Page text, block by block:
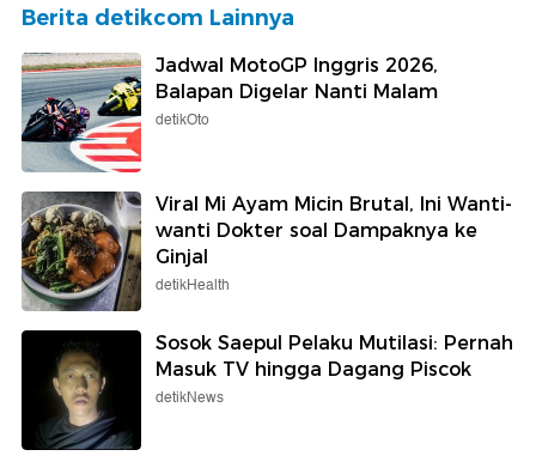
Berita detikcom Lainnya
Jadwal MotoGP Inggris 2026,
Balapan Digelar Nanti Malam
detikOto
Viral Mi Ayam Micin Brutal, Ini Wanti-
wanti Dokter soal Dampaknya ke
Ginjal
detikHealth
Sosok Saepul Pelaku Mutilasi: Pernah
Masuk TV hingga Dagang Piscok
detikNews